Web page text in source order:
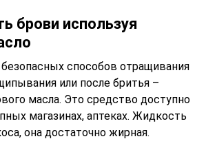
брови используя
способов отращивания
или после бритья –
масла. Это средство доступно
магазинах, аптеках. Жидкость
она достаточно жирная.